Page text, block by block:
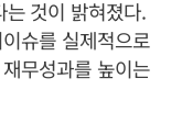
것이 밝혀졌다.
슈를 실제적으로
무성과를 높이는